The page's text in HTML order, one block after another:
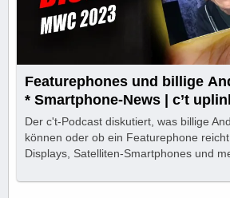
Featurephones und billige
* Smartphone-News | c’t
Der c't-Podcast diskutiert, was billige
können oder ob ein Featurephone
Displays, Satelliten-Smartphones und